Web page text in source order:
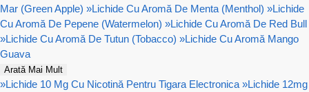
Mar (Green Apple) »Lichide Cu Aromă De Menta (Menthol) »Lichide
Cu Aromă De Pepene (Watermelon) »Lichide Cu Aromă De Red Bull
»Lichide Cu Aromă De Tutun (Tobacco) »Lichide Cu Aromă Mango
Guava
Arată Mai Mult
»Lichide 10 Mg Cu Nicotină Pentru Tigara Electronica »Lichide 12mg